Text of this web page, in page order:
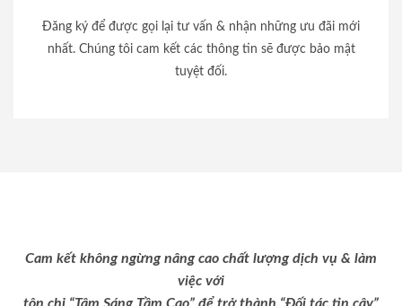
Đăng ký để được gọi lại tư vấn & nhận những ưu đãi mới
nhất. Chúng tôi cam kết các thông tin sẽ được bảo mật
tuyệt đối.
Cam kết không ngừng nâng cao chất lượng dịch vụ & làm
việc với